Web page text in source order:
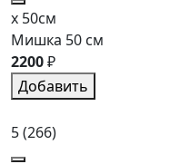
x 50см
Мишка 50 см
2200₽
Добавить
5(266)